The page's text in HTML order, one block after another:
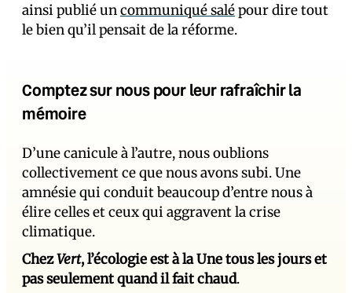
ainsi publié uncommuniqué salépour dire tout
le bien qu’il pensait de la réforme.
Comptez sur nous pour leur rafraîchir la
mémoire
D’une canicule à l’autre, nous oublions
collectivement ce que nous avons subi. Une
amnésie qui conduit beaucoup d’entre nous à
élire celles et ceux qui aggravent la crise
climatique.
ChezVert, l’écologie est à la Une tous les jours et
pas seulement quand il fait chaud.